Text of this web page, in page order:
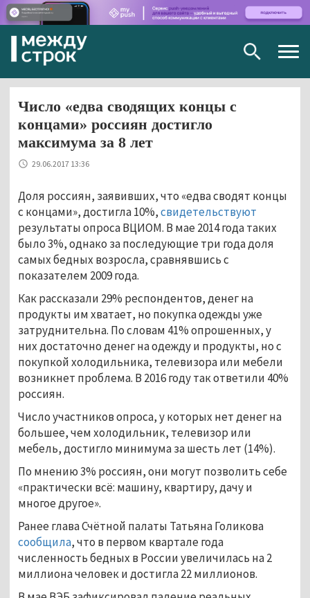
Число «едва сводящих концы с
концами» россиян достигло
максимума за 8 лет
29.06.2017 13:36
Доля россиян, заявивших, что «едва сводят концы
с концами», достигла 10%,свидетельствуют
результаты опроса ВЦИОМ. В мае 2014 года таких
было 3%, однако за последующие три года доля
самых бедных возросла, сравнявшись с
показателем 2009 года.
Как рассказали 29% респондентов, денег на
продукты им хватает, но покупка одежды уже
затруднительна. По словам 41% опрошенных, у
них достаточно денег на одежду и продукты, но с
покупкой холодильника, телевизора или мебели
возникнет проблема. В 2016 году так ответили 40%
россиян.
Число участников опроса, у которых нет денег на
большее, чем холодильник, телевизор или
мебель, достигло минимума за шесть лет (14%).
По мнению 3% россиян, они могут позволить себе
«практически всё: машину, квартиру, дачу и
многое другое».
Ранее глава Счётной палаты Татьяна Голикова
сообщила, что в первом квартале года
численность бедных в России увеличилась на 2
миллиона человек и достигла 22 миллионов.